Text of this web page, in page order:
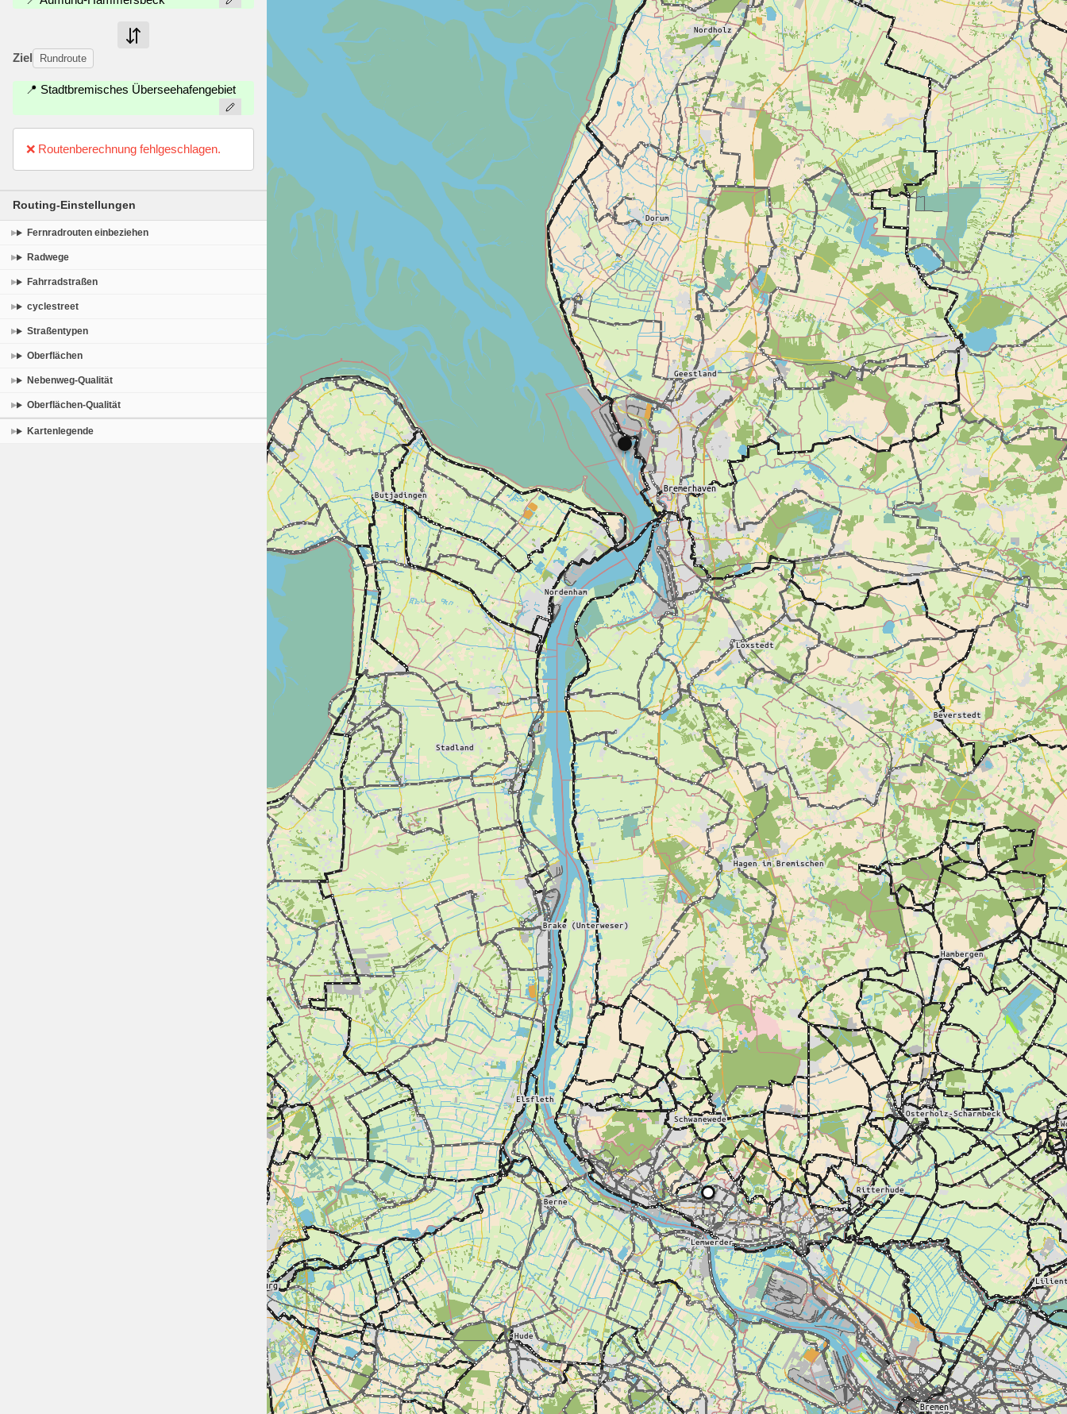
Ziel Rundroute
📍 Stadtbremisches Überseehafengebiet
❌ Routenberechnung fehlgeschlagen.
Routing-Einstellungen
Fernradrouten einbeziehen
Radwege
Fahrradstraßen
cyclestreet
Straßentypen
Oberflächen
Nebenweg-Qualität
Oberflächen-Qualität
Kartenlegende